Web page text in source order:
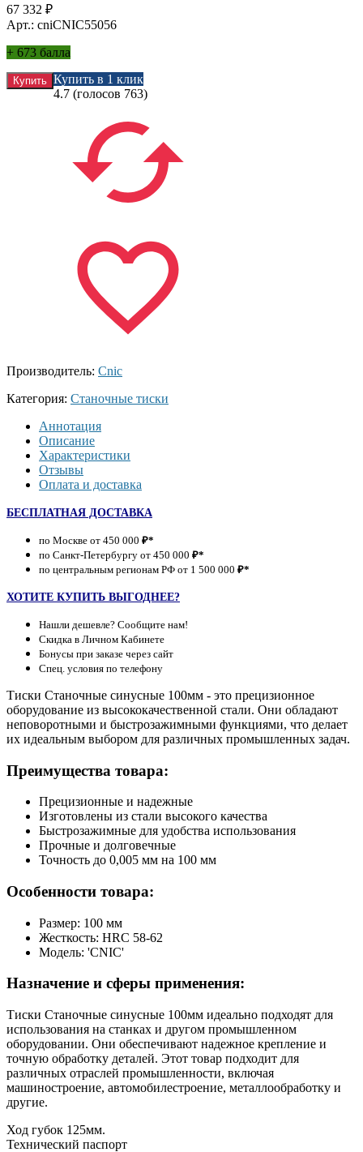
67 332 ₽
Арт.: cniCNIC55056
+ 673 балла
Купить в 1 клик
4.7 (голосов 763)
Производитель: Cnic
Категория: Станочные тиски
Аннотация
Описание
Характеристики
Отзывы
Оплата и доставка
БЕСПЛАТНАЯ ДОСТАВКА
по Москве от 450 000 ₽*
по Санкт-Петербургу от 450 000 ₽*
по центральным регионам РФ от 1 500 000 ₽*
ХОТИТЕ КУПИТЬ ВЫГОДНЕЕ?
Нашли дешевле? Сообщите нам!
Скидка в Личном Кабинете
Бонусы при заказе через сайт
Спец. условия по телефону
Тиски Станочные синусные 100мм - это прецизионное
оборудование из высококачественной стали. Они обладают
неповоротными и быстрозажимными функциями, что делает
их идеальным выбором для различных промышленных задач.
Преимущества товара:
Прецизионные и надежные
Изготовлены из стали высокого качества
Быстрозажимные для удобства использования
Прочные и долговечные
Точность до 0,005 мм на 100 мм
Особенности товара:
Размер: 100 мм
Жесткость: HRС 58-62
Модель: 'CNIC'
Назначение и сферы применения:
Тиски Станочные синусные 100мм идеально подходят для
использования на станках и другом промышленном
оборудовании. Они обеспечивают надежное крепление и
точную обработку деталей. Этот товар подходит для
различных отраслей промышленности, включая
машиностроение, автомобилестроение, металлообработку и
другие.
Ход губок 125мм.
Технический паспорт